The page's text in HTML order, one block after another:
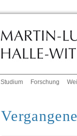
Studium Forschung